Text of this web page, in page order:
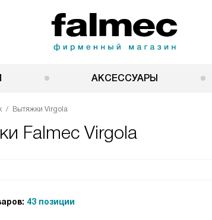
АКСЕССУАРЫ
Вытяжки Virgola
Falmec Virgola
43 позиции